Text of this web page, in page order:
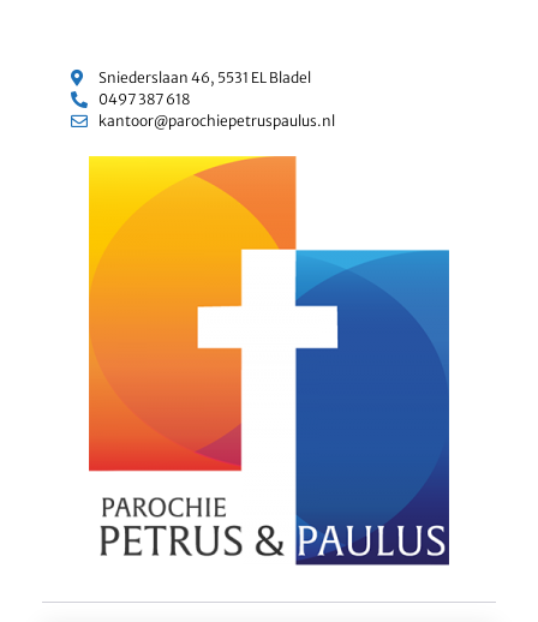
Sniederslaan 46, 5531 EL Bladel
0497 387 618
kantoor@parochiepetruspaulus.nl